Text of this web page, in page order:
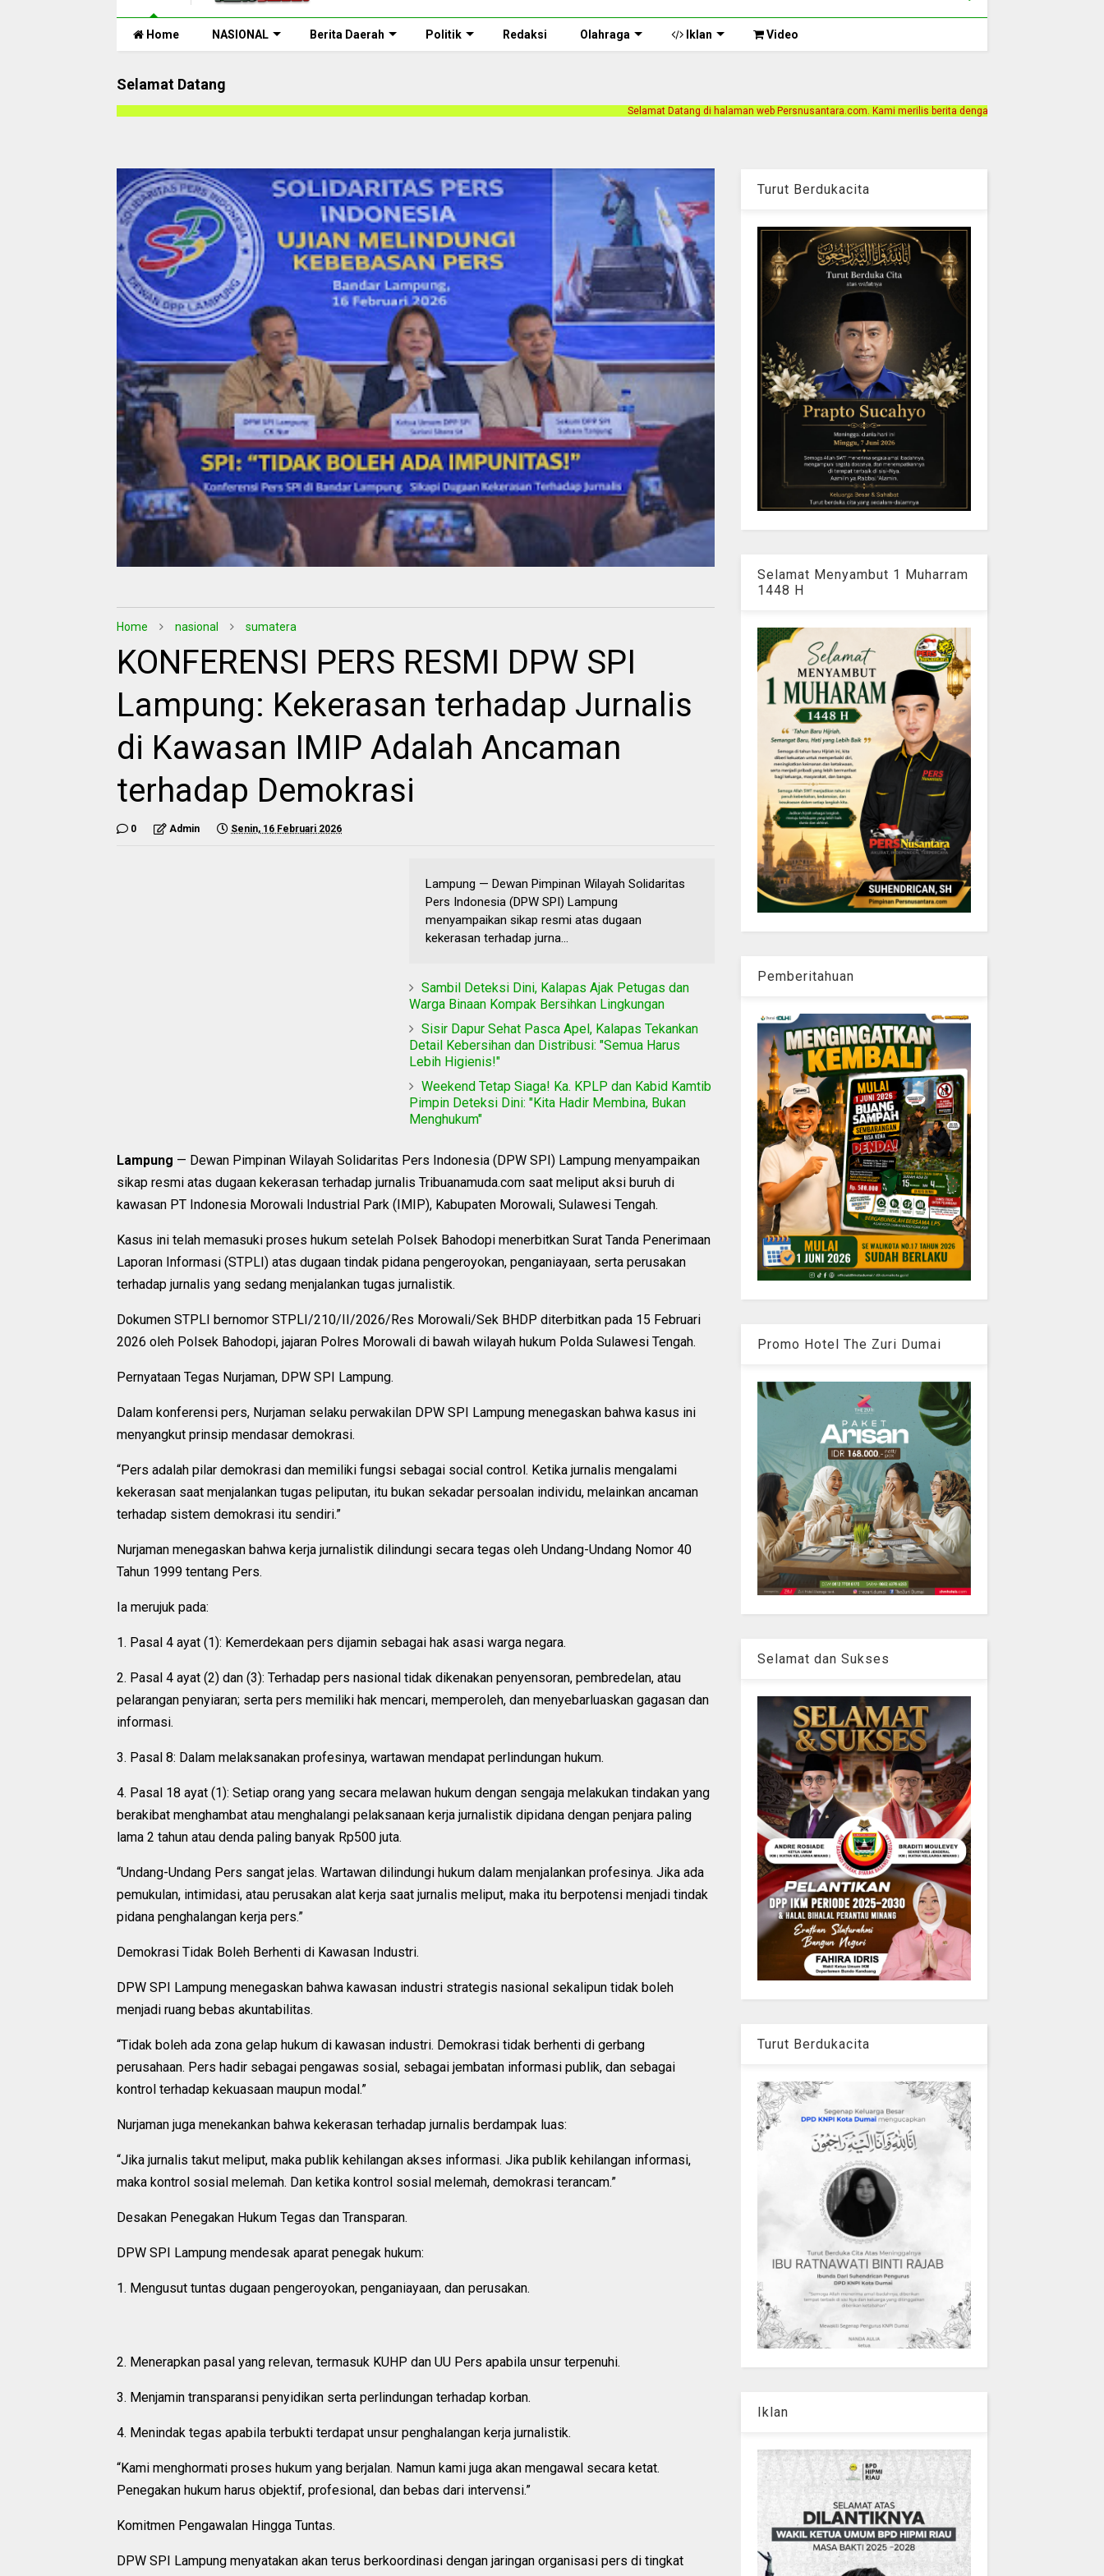
Home NASIONAL Berita Daerah Politik Redaksi Olahraga Iklan Video
Selamat Datang
Selamat Datang di halaman web Persnusantara.com. Kami merilis berita dengan motto Akurat, Independen, Terpercaya.
Home nasional sumatera
KONFERENSI PERS RESMI DPW SPI
Lampung: Kekerasan terhadap Jurnalis
di Kawasan IMIP Adalah Ancaman
terhadap Demokrasi
0 Admin Senin, 16 Februari 2026
Lampung — Dewan Pimpinan Wilayah Solidaritas
Pers Indonesia (DPW SPI) Lampung
menyampaikan sikap resmi atas dugaan
kekerasan terhadap jurna...
Sambil Deteksi Dini, Kalapas Ajak Petugas dan
Warga Binaan Kompak Bersihkan Lingkungan
Sisir Dapur Sehat Pasca Apel, Kalapas Tekankan
Detail Kebersihan dan Distribusi: "Semua Harus
Lebih Higienis!"
Weekend Tetap Siaga! Ka. KPLP dan Kabid Kamtib
Pimpin Deteksi Dini: "Kita Hadir Membina, Bukan
Menghukum"
Lampung — Dewan Pimpinan Wilayah Solidaritas Pers Indonesia (DPW SPI) Lampung menyampaikan
sikap resmi atas dugaan kekerasan terhadap jurnalis Tribuanamuda.com saat meliput aksi buruh di
kawasan PT Indonesia Morowali Industrial Park (IMIP), Kabupaten Morowali, Sulawesi Tengah.
Kasus ini telah memasuki proses hukum setelah Polsek Bahodopi menerbitkan Surat Tanda Penerimaan
Laporan Informasi (STPLI) atas dugaan tindak pidana pengeroyokan, penganiayaan, serta perusakan
terhadap jurnalis yang sedang menjalankan tugas jurnalistik.
Dokumen STPLI bernomor STPLI/210/II/2026/Res Morowali/Sek BHDP diterbitkan pada 15 Februari
2026 oleh Polsek Bahodopi, jajaran Polres Morowali di bawah wilayah hukum Polda Sulawesi Tengah.
Pernyataan Tegas Nurjaman, DPW SPI Lampung.
Dalam konferensi pers, Nurjaman selaku perwakilan DPW SPI Lampung menegaskan bahwa kasus ini
menyangkut prinsip mendasar demokrasi.
“Pers adalah pilar demokrasi dan memiliki fungsi sebagai social control. Ketika jurnalis mengalami
kekerasan saat menjalankan tugas peliputan, itu bukan sekadar persoalan individu, melainkan ancaman
terhadap sistem demokrasi itu sendiri.”
Nurjaman menegaskan bahwa kerja jurnalistik dilindungi secara tegas oleh Undang-Undang Nomor 40
Tahun 1999 tentang Pers.
Ia merujuk pada:
1. Pasal 4 ayat (1): Kemerdekaan pers dijamin sebagai hak asasi warga negara.
2. Pasal 4 ayat (2) dan (3): Terhadap pers nasional tidak dikenakan penyensoran, pembredelan, atau
pelarangan penyiaran; serta pers memiliki hak mencari, memperoleh, dan menyebarluaskan gagasan dan
informasi.
3. Pasal 8: Dalam melaksanakan profesinya, wartawan mendapat perlindungan hukum.
4. Pasal 18 ayat (1): Setiap orang yang secara melawan hukum dengan sengaja melakukan tindakan yang
berakibat menghambat atau menghalangi pelaksanaan kerja jurnalistik dipidana dengan penjara paling
lama 2 tahun atau denda paling banyak Rp500 juta.
“Undang-Undang Pers sangat jelas. Wartawan dilindungi hukum dalam menjalankan profesinya. Jika ada
pemukulan, intimidasi, atau perusakan alat kerja saat jurnalis meliput, maka itu berpotensi menjadi tindak
pidana penghalangan kerja pers.”
Demokrasi Tidak Boleh Berhenti di Kawasan Industri.
DPW SPI Lampung menegaskan bahwa kawasan industri strategis nasional sekalipun tidak boleh
menjadi ruang bebas akuntabilitas.
“Tidak boleh ada zona gelap hukum di kawasan industri. Demokrasi tidak berhenti di gerbang
perusahaan. Pers hadir sebagai pengawas sosial, sebagai jembatan informasi publik, dan sebagai
kontrol terhadap kekuasaan maupun modal.”
Nurjaman juga menekankan bahwa kekerasan terhadap jurnalis berdampak luas:
“Jika jurnalis takut meliput, maka publik kehilangan akses informasi. Jika publik kehilangan informasi,
maka kontrol sosial melemah. Dan ketika kontrol sosial melemah, demokrasi terancam.”
Desakan Penegakan Hukum Tegas dan Transparan.
DPW SPI Lampung mendesak aparat penegak hukum:
1. Mengusut tuntas dugaan pengeroyokan, penganiayaan, dan perusakan.
2. Menerapkan pasal yang relevan, termasuk KUHP dan UU Pers apabila unsur terpenuhi.
3. Menjamin transparansi penyidikan serta perlindungan terhadap korban.
4. Menindak tegas apabila terbukti terdapat unsur penghalangan kerja jurnalistik.
“Kami menghormati proses hukum yang berjalan. Namun kami juga akan mengawal secara ketat.
Penegakan hukum harus objektif, profesional, dan bebas dari intervensi.”
Komitmen Pengawalan Hingga Tuntas.
DPW SPI Lampung menyatakan akan terus berkoordinasi dengan jaringan organisasi pers di tingkat
Turut Berdukacita
Selamat Menyambut 1 Muharram
1448 H
Pemberitahuan
Promo Hotel The Zuri Dumai
Selamat dan Sukses
Turut Berdukacita
Iklan